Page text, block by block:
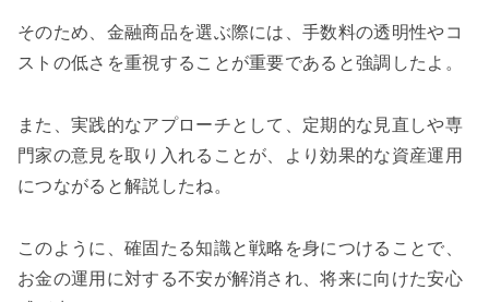
そのため、金融商品を選ぶ際には、手数料の透明性やコ
ストの低さを重視することが重要であると強調したよ。
また、実践的なアプローチとして、定期的な見直しや専
門家の意見を取り入れることが、より効果的な資産運用
につながると解説したね。
このように、確固たる知識と戦略を身につけることで、
お金の運用に対する不安が解消され、将来に向けた安心